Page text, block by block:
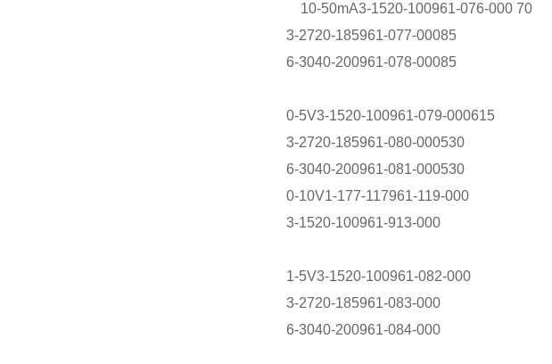
10-50mA3-1520-100961-076-000 70
3-2720-185961-077-00085
6-3040-200961-078-00085
0-5V3-1520-100961-079-000615
3-2720-185961-080-000530
6-3040-200961-081-000530
0-10V1-177-117961-119-000
3-1520-100961-913-000
1-5V3-1520-100961-082-000
3-2720-185961-083-000
6-3040-200961-084-000